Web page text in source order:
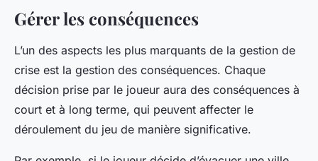
Gérer les conséquences
L’un des aspects les plus marquants de la gestion de
crise est la gestion des conséquences. Chaque
décision prise par le joueur aura des conséquences à
court et à long terme, qui peuvent affecter le
déroulement du jeu de manière significative.